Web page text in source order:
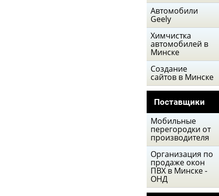
Автомобили
Geely
Химчистка
автомобилей в
Минске
Создание
сайтов в Минске
Поставщики
Мобильные
перегородки от
производителя
Организация по
продаже окон
ПВХ в Минске -
ОНД